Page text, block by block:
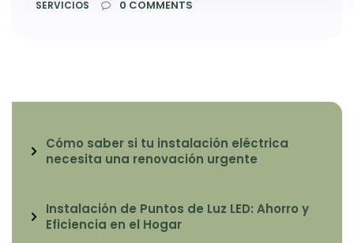
SERVICIOS
0 COMMENTS
Cómo saber si tu instalación eléctrica
necesita una renovación urgente
Instalación de Puntos de Luz LED: Ahorro y
Eficiencia en el Hogar